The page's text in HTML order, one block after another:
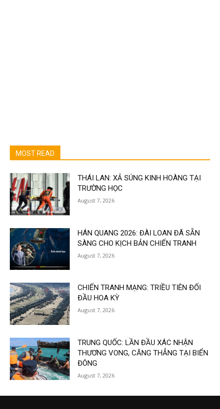
MOST READ
THÁI LAN: XẢ SÚNG KINH HOÀNG TẠI
TRƯỜNG HỌC
August 7, 2026
HÁN QUANG 2026: ĐÀI LOAN ĐÃ SẴN
SÀNG CHO KỊCH BẢN CHIẾN TRANH
August 7, 2026
CHIẾN TRANH MẠNG: TRIỀU TIÊN ĐỐI
ĐẦU HOA KỲ
August 7, 2026
TRUNG QUỐC: LẦN ĐẦU XÁC NHẬN
THƯƠNG VONG, CĂNG THẲNG TẠI BIỂN
ĐÔNG
August 7, 2026